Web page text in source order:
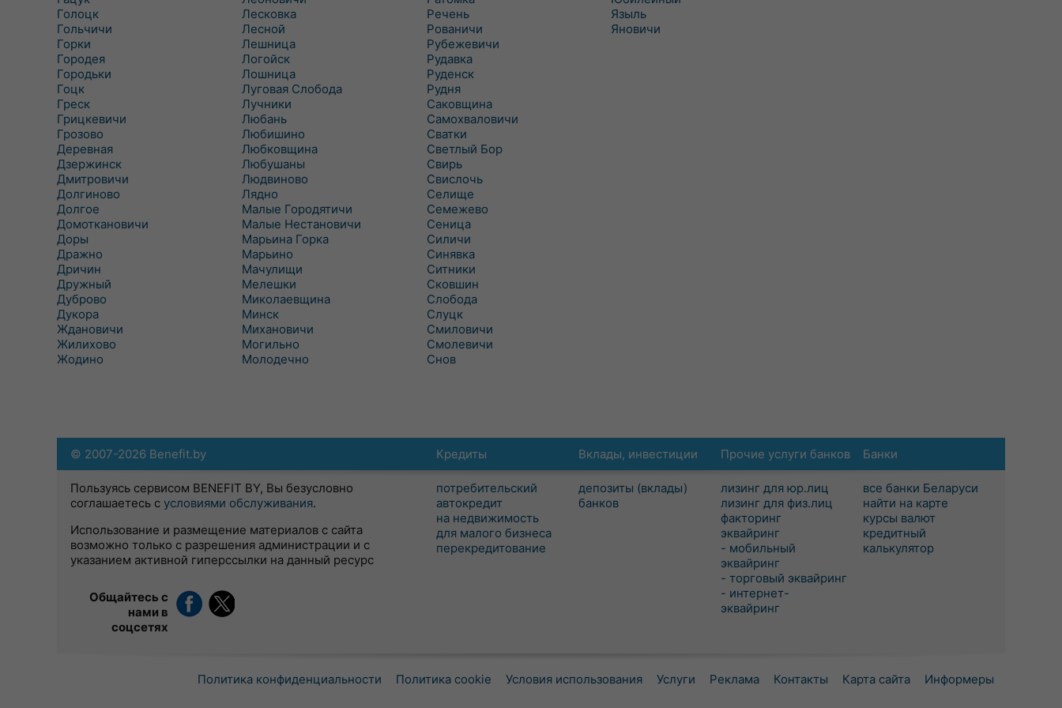
Голоцк
Гольчичи
Горки
Городея
Городьки
Гоцк
Греск
Грицкевичи
Грозово
Деревная
Дзержинск
Дмитровичи
Долгиново
Долгое
Домоткановичи
Доры
Дражно
Дричин
Дружный
Дуброво
Дукора
Ждановичи
Жилихово
Жодино
Лесковка
Лесной
Лешница
Логойск
Лошница
Луговая Слобода
Лучники
Любань
Любишино
Любковщина
Любушаны
Людвиново
Лядно
Малые Городятичи
Малые Нестановичи
Марьина Горка
Марьино
Мачулищи
Мелешки
Миколаевщина
Минск
Михановичи
Могильно
Молодечно
Речень
Рованичи
Рубежевичи
Рудавка
Руденск
Рудня
Саковщина
Самохваловичи
Сватки
Светлый Бор
Свирь
Свислочь
Селище
Семежево
Сеница
Силичи
Синявка
Ситники
Сковшин
Слобода
Слуцк
Смиловичи
Смолевичи
Снов
Языль
Яновичи
Кредиты
потребительский
автокредит
на недвижимость
для малого бизнеса
перекредитование
Вклады, инвестиции
депозиты (вклады)
банков
Прочие услуги банков
лизинг для юр.лиц
лизинг для физ.лиц
факторинг
эквайринг
- мобильный
эквайринг
- торговый эквайринг
- интернет-
эквайринг
Банки
все банки Беларуси
найти на карте
курсы валют
кредитный
калькулятор
© 2007-2026 Benefit.by
Пользуясь сервисом BENEFIT BY, Вы безусловно
соглашаетесь с условиями обслуживания.
Использование и размещение материалов с сайта
возможно только с разрешения администрации и с
указанием активной гиперссылки на данный ресурс
Общайтесь с
нами в
соцсетях
Политика конфиденциальности Политика cookie Условия использования Услуги Реклама Контакты Карта сайта Информеры